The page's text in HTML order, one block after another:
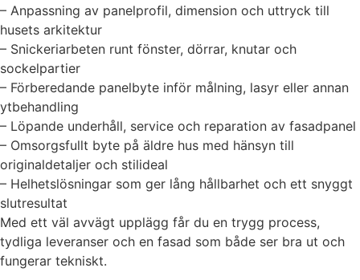
– Anpassning av panelprofil, dimension och uttryck till
husets arkitektur
– Snickeriarbeten runt fönster, dörrar, knutar och
sockelpartier
– Förberedande panelbyte inför målning, lasyr eller annan
ytbehandling
– Löpande underhåll, service och reparation av fasadpanel
– Omsorgsfullt byte på äldre hus med hänsyn till
originaldetaljer och stilideal
– Helhetslösningar som ger lång hållbarhet och ett snyggt
slutresultat
Med ett väl avvägt upplägg får du en trygg process,
tydliga leveranser och en fasad som både ser bra ut och
fungerar tekniskt.